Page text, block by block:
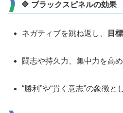
🔷 ブラックスピネルの効果
ネガティブを跳ね返し、 目
闘志や持久力、集中力を高
“勝利”や“貫く意志”の象徴と